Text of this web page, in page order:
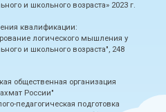
и школьного возраста» 2023 г.
квалификации:
логического мышления у
и школьного возраста", 248
общественная организация
России"
педагогическая подготовка